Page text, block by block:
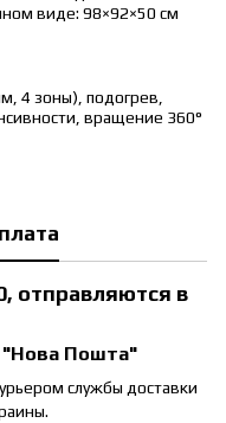
виде: 98×92×50 см
4 зоны), подогрев,
вращение 360°
отправляются в
"Нова Пошта"
службы доставки